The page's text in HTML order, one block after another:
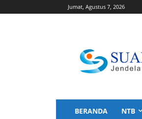
Jumat, Agustus 7, 2026
BERANDA NTB